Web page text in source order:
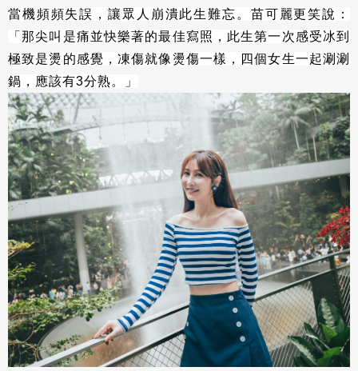
當機頻頻失誤，讓眾人崩潰此生難忘。苗可麗更笑說：
「那尖叫是痛並快樂著的最佳寫照，此生第一次感受冰到
極致是燙的感覺，凍傷就像燙傷一樣，四個女生一起涮涮
鍋，應該有3分熟。」